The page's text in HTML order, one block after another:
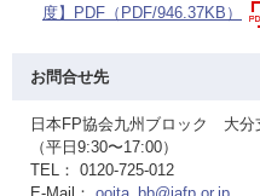
度】PDF（PDF/946.37KB）
お問合せ先
日本FP協会九州ブロック 大
（平日9:30〜17:00）
TEL： 0120-725-012